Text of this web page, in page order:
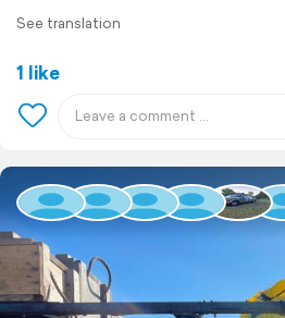
See translation
1 like